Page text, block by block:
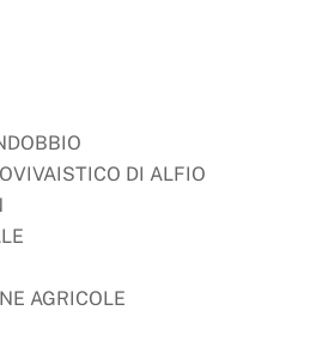
DI ALFIO
AGRICOLE